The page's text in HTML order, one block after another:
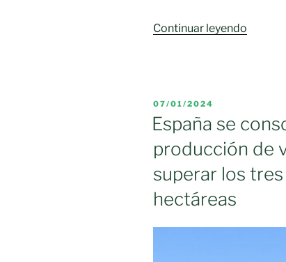
Continuar leyendo
con
vino
PUBLICADO
EL
07/01/2024
España se
producción de
superar los
hectáreas